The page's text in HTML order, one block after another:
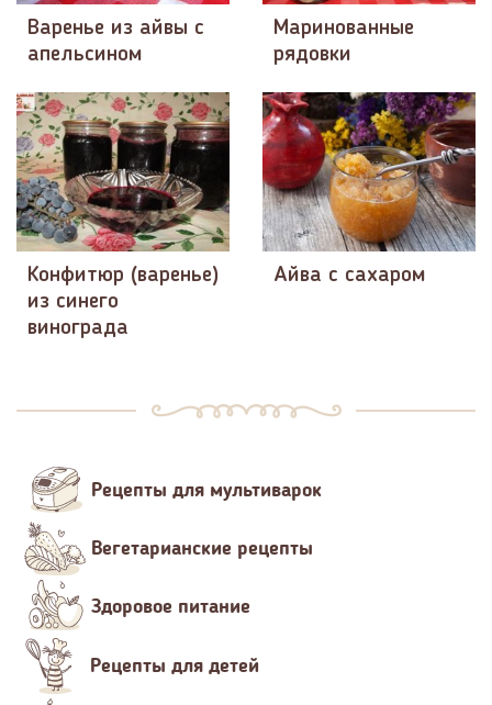
Варенье из айвы с
апельсином
Маринованные
рядовки
Конфитюр (варенье)
из синего
винограда
Айва с сахаром
Рецепты для мультиварок
Вегетарианские рецепты
Здоровое питание
Рецепты для детей